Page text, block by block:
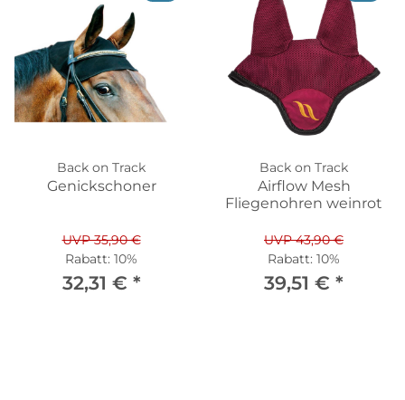
Back on Track
Genickschoner
UVP 35,90 €
Rabatt: 10%
32,31 € *
Back on Track
Airflow Mesh
Fliegenohren weinrot
UVP 43,90 €
Rabatt: 10%
39,51 € *